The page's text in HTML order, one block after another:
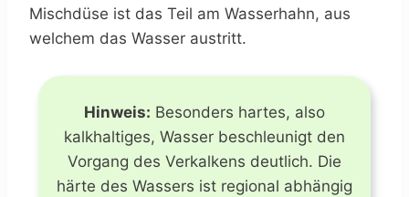
Mischdüse ist das Teil am Wasserhahn, aus
welchem das Wasser austritt.
Hinweis: Besonders hartes, also
kalkhaltiges, Wasser beschleunigt den
Vorgang des Verkalkens deutlich. Die
härte des Wassers ist regional abhängig